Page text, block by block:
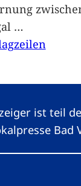
…
ist teil
Bad